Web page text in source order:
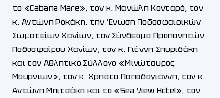
το «Cabana Mare», τον κ. Μανώλη Κονταρό, τον
κ. Αντώνη Ροκάκη, την Ένωση Ποδοσφαιρικών
Σωματείων Χανίων, τον Σύνδεσμο Προπονητών
Ποδοσφαίρου Χανίων, τον κ. Γιάννη Σπυριδάκη
και τον Αθλητικό Σύλλογο «Μινώταυρος
Μουρνιών», τον κ. Χρήστο Παπαδογιάννη, τον κ.
Αντώνη Μπιτσάκη και το «Sea View Hotel», τον